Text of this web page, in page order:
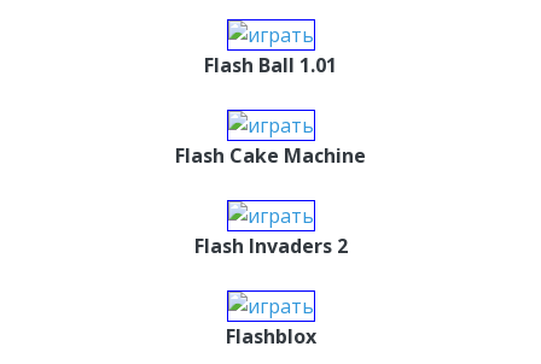
Flash Ball 1.01
Flash Cake Machine
Flash Invaders 2
Flashblox